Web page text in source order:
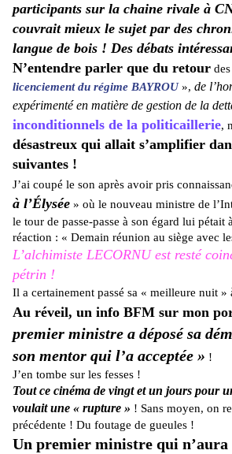
participants sur la chaine rivale à
couvrait mieux le sujet par des
langue de bois ! Des débats
N’entendre parler que du retour
licenciement du régime BAYROU», de
expérimenté en matière de gestion de la
inconditionnels de la politicaillerie,
désastreux qui allait s’amplifier
suivantes !
J’ai coupé le son après avoir pris
à l’Élysée » où le nouveau ministre de
le tour de passe-passe à son égard lui
réaction : « Demain réunion au siège avec
L’alchimiste LECORNU est resté
pétrin !
Il a certainement passé sa « meilleure nuit
Au réveil, un info BFM sur mon
premier ministre a déposé sa
son mentor qui l’a acceptée » !
J’en tombe sur les fesses !
Tout ce cinéma de vingt et un jours pour
voulait une « rupture » ! Sans moyen, on
précédente ! Du foutage de gueules !
Un premier ministre qui n’aura